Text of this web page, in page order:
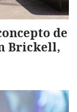
de
Brickell,